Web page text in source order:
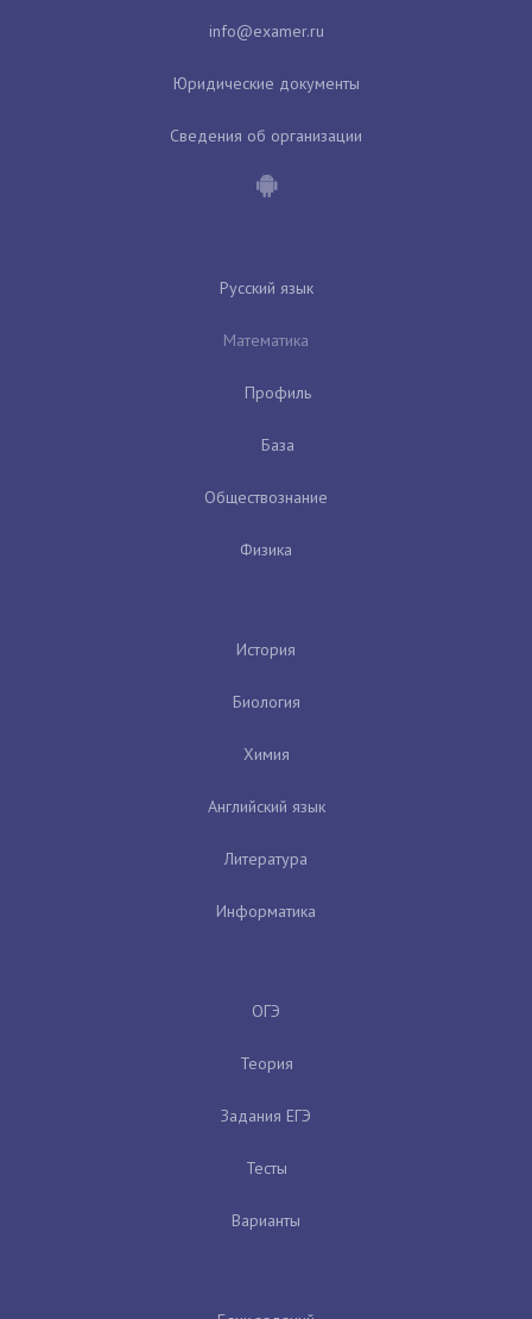
Юридические документы
Сведения об организации
Русский язык
Математика
Профиль
База
Обществознание
Физика
История
Биология
Химия
Английский язык
Литература
Информатика
ОГЭ
Теория
Задания ЕГЭ
Тесты
Варианты